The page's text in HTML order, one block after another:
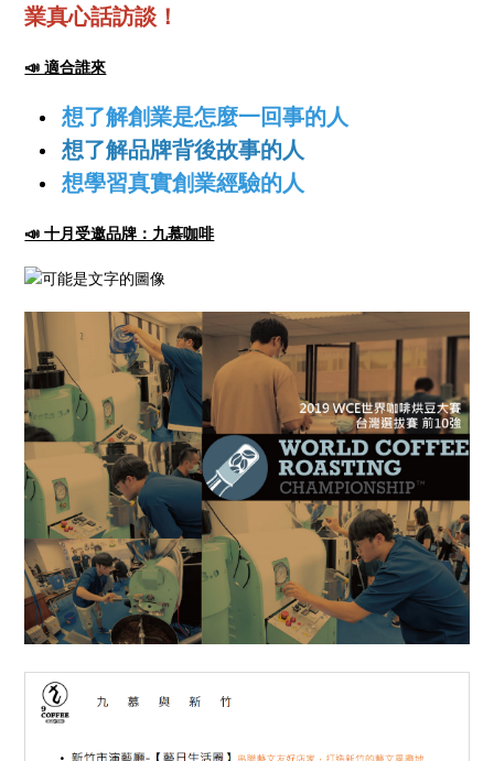
業真心話訪談！
📣 適合誰來
想了解創業是怎麼一回事的人
想了解品牌背後故事的人
想學習真實創業經驗的人
📣 十月受邀品牌：九慕咖啡